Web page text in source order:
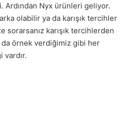
Ardından Nyx ürünleri geliyor.
olabilir ya da karışık tercihler
sorarsanız karışık tercihlerden
da örnek verdiğimiz gibi her
vardır.